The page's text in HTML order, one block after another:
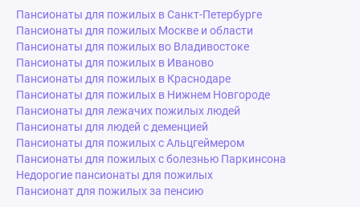
Пансионаты для пожилых в Санкт-Петербурге
Пансионаты для пожилых Москве и области
Пансионаты для пожилых во Владивостоке
Пансионаты для пожилых в Иваново
Пансионаты для пожилых в Краснодаре
Пансионаты для пожилых в Нижнем Новгороде
Пансионаты для лежачих пожилых людей
Пансионаты для людей с деменцией
Пансионаты для пожилых с Альцгеймером
Пансионаты для пожилых с болезнью Паркинсона
Недорогие пансионаты для пожилых
Пансионат для пожилых за пенсию